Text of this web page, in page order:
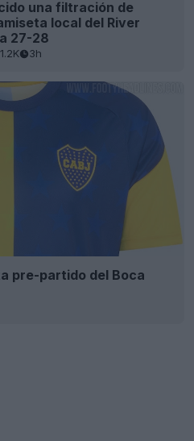
una filtración de
local del River
27-28
1.2K 3h
pre-partido del Boca